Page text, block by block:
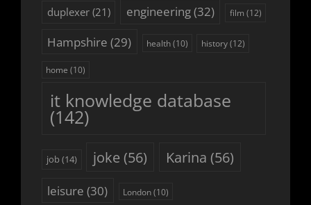
duplexer(21) engineering(32) film (12)
Hampshire (29) health(10) history(12)
home (10)
it knowledge database
(142)
job(14) joke (56) Karina (56)
leisure (30) London(10)